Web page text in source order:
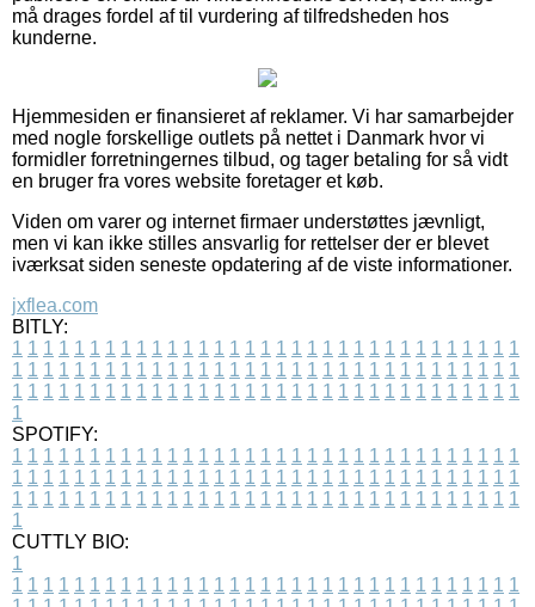
må drages fordel af til vurdering af tilfredsheden hos
kunderne.
Hjemmesiden er finansieret af reklamer. Vi har samarbejder
med nogle forskellige outlets på nettet i Danmark hvor vi
formidler forretningernes tilbud, og tager betaling for så vidt
en bruger fra vores website foretager et køb.
Viden om varer og internet firmaer understøttes jævnligt,
men vi kan ikke stilles ansvarlig for rettelser der er blevet
iværksat siden seneste opdatering af de viste informationer.
jxflea.com
BITLY:
1 1 1 1 1 1 1 1 1 1 1 1 1 1 1 1 1 1 1 1 1 1 1 1 1 1 1 1 1 1 1 1 1
1 1 1 1 1 1 1 1 1 1 1 1 1 1 1 1 1 1 1 1 1 1 1 1 1 1 1 1 1 1 1 1 1
1 1 1 1 1 1 1 1 1 1 1 1 1 1 1 1 1 1 1 1 1 1 1 1 1 1 1 1 1 1 1 1 1
1
SPOTIFY:
1 1 1 1 1 1 1 1 1 1 1 1 1 1 1 1 1 1 1 1 1 1 1 1 1 1 1 1 1 1 1 1 1
1 1 1 1 1 1 1 1 1 1 1 1 1 1 1 1 1 1 1 1 1 1 1 1 1 1 1 1 1 1 1 1 1
1 1 1 1 1 1 1 1 1 1 1 1 1 1 1 1 1 1 1 1 1 1 1 1 1 1 1 1 1 1 1 1 1
1
CUTTLY BIO:
1
1 1 1 1 1 1 1 1 1 1 1 1 1 1 1 1 1 1 1 1 1 1 1 1 1 1 1 1 1 1 1 1 1